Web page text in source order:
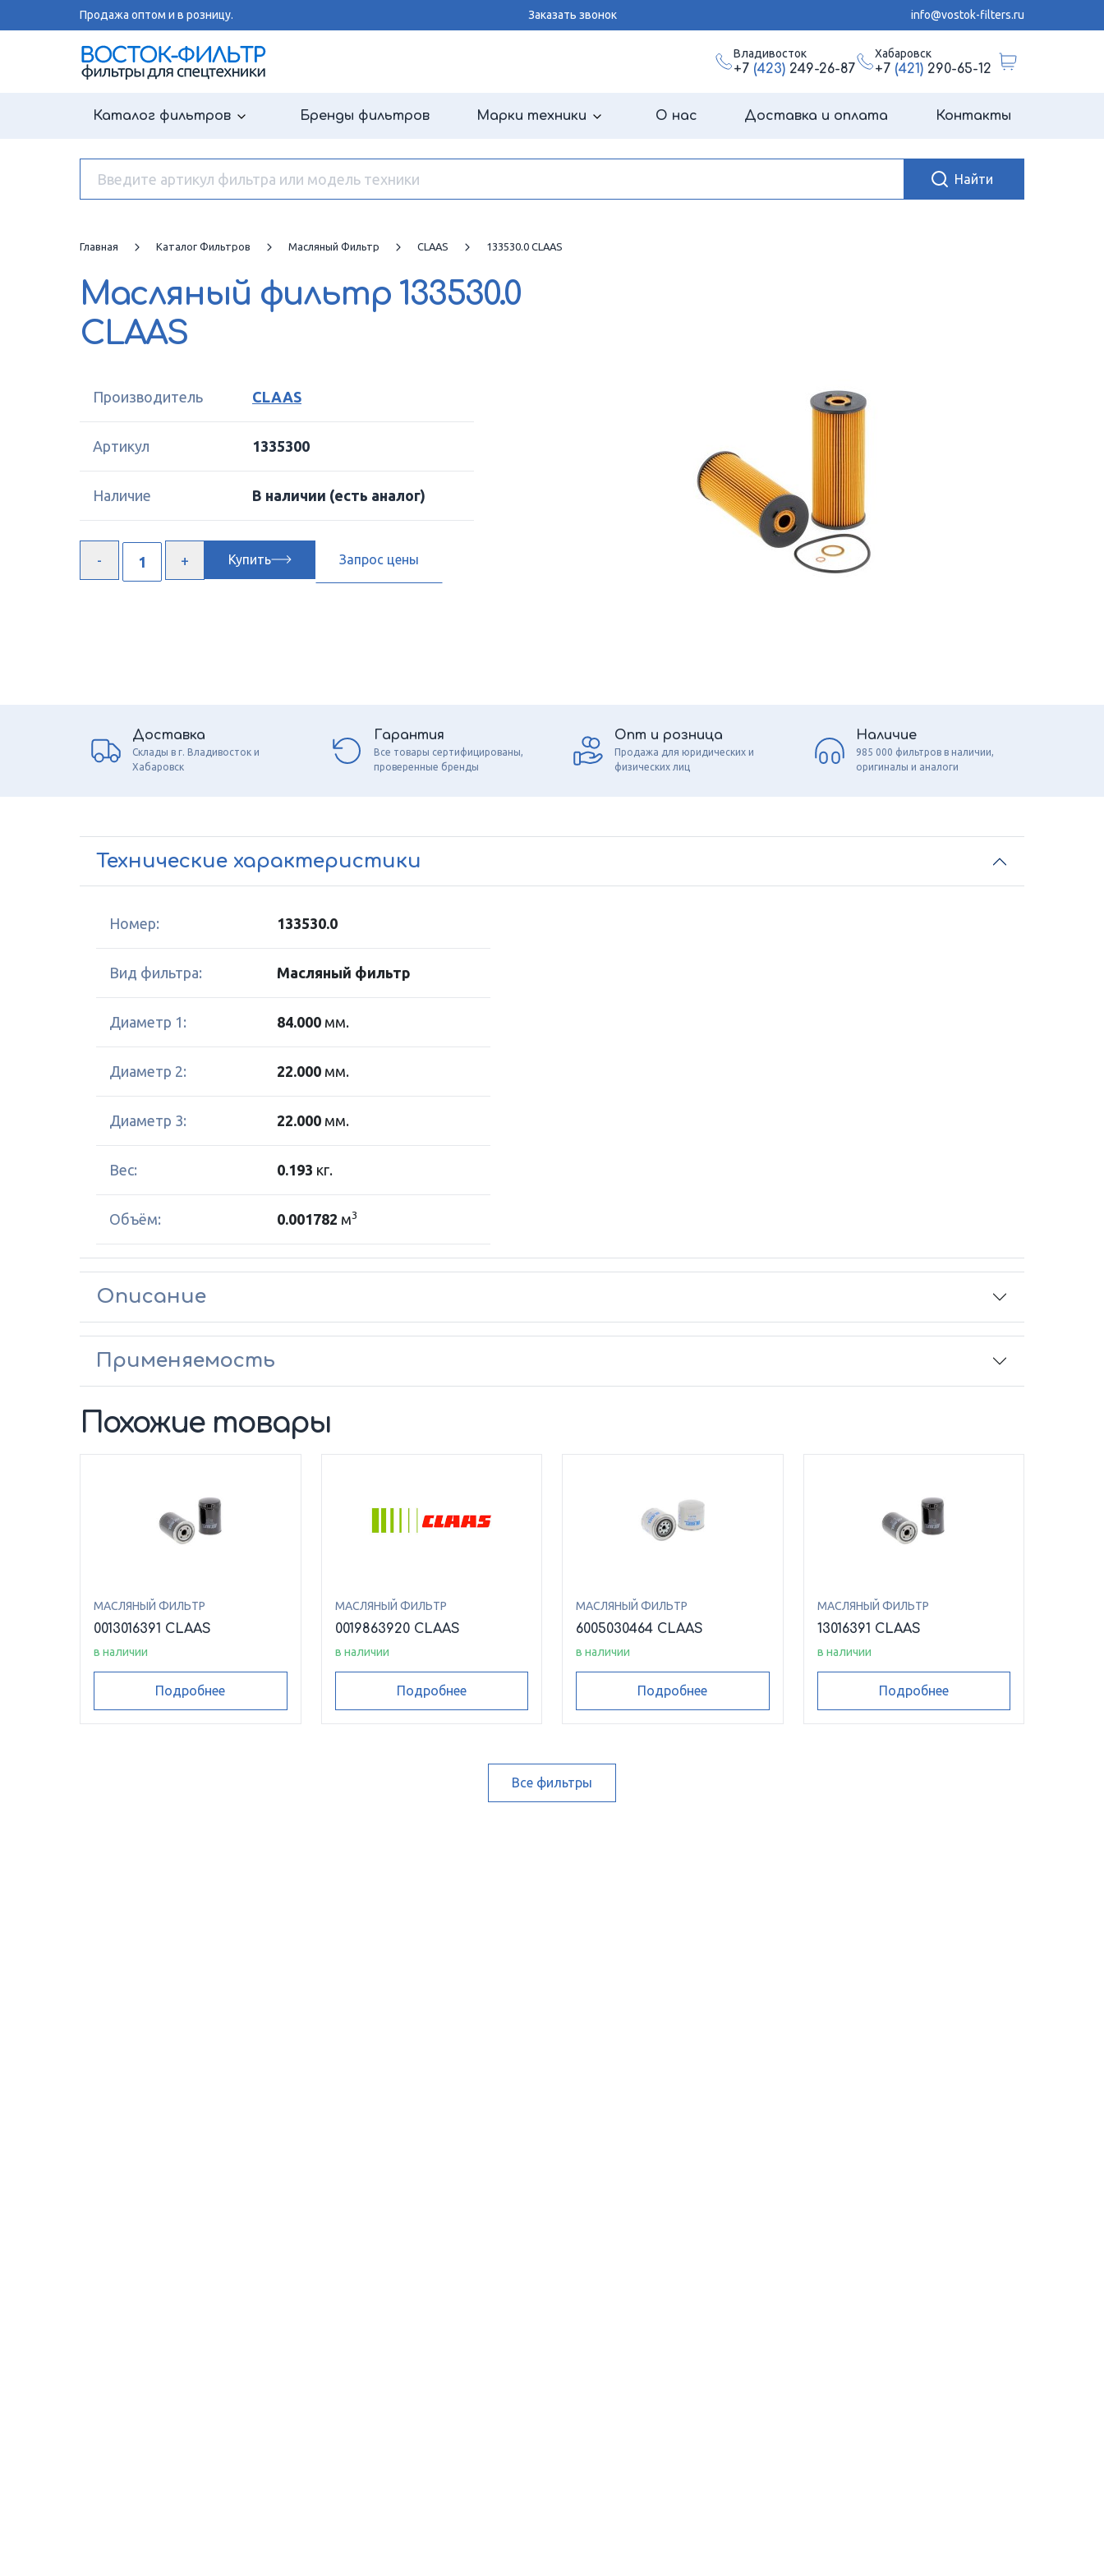
Продажа оптом и в розницу. Заказать звонок info@vostok-filters.ru
Владивосток
+7 (423)249-26-87
Хабаровск
+7 (421)290-65-12
Каталог фильтров Бренды фильтров Марки техники О нас Доставка и оплата Контакты
Главная Каталог Фильтров Масляный Фильтр CLAAS 133530.0 CLAAS
Масляный фильтр 133530.0
CLAAS
Производитель CLAAS
Артикул 1335300
Наличие В наличии (есть аналог)
Купить Запрос цены
Доставка
Склады в г. Владивосток и
Хабаровск
Гарантия
Все товары сертифицированы,
проверенные бренды
Опт и розница
Продажа для юридических и
физических лиц
Наличие
985 000 фильтров в наличии,
оригиналы и аналоги
Технические характеристики
Номер: 133530.0
Вид фильтра: Масляный фильтр
Диаметр 1: 84.000 мм.
Диаметр 2: 22.000 мм.
Диаметр 3: 22.000 мм.
Вес: 0.193 кг.
Объём: 0.001782 м3
Описание
Применяемость
Похожие товары
МАСЛЯНЫЙ ФИЛЬТР
0013016391 CLAAS
в наличии
Подробнее
МАСЛЯНЫЙ ФИЛЬТР
0019863920 CLAAS
в наличии
Подробнее
МАСЛЯНЫЙ ФИЛЬТР
6005030464 CLAAS
в наличии
Подробнее
МАСЛЯНЫЙ ФИЛЬТР
13016391 CLAAS
в наличии
Подробнее
Все фильтры